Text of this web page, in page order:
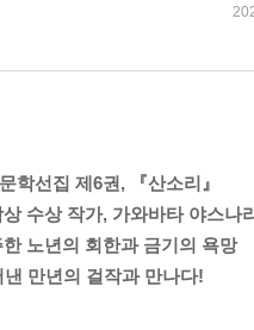
학선집 제6권, 『산소리』
수상 작가, 가와바타 야스나
노년의 회한과 금기의 욕망
만년의 걸작과 만나다!